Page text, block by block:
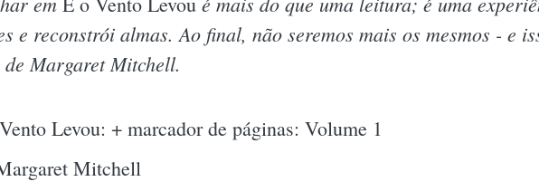
e reconstrói almas. Ao final, não seremos mais os mesmos - e
Margaret Mitchell.
Levou: + marcador de páginas: Volume 1
Mitchell